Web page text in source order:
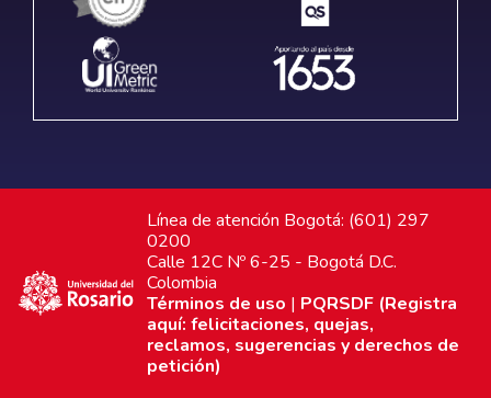
Línea de atención Bogotá: (601) 297
0200
Calle 12C Nº 6-25 - Bogotá D.C.
Colombia
Términos de uso | PQRSDF (Registra
aquí: felicitaciones, quejas,
reclamos, sugerencias y derechos de
petición)